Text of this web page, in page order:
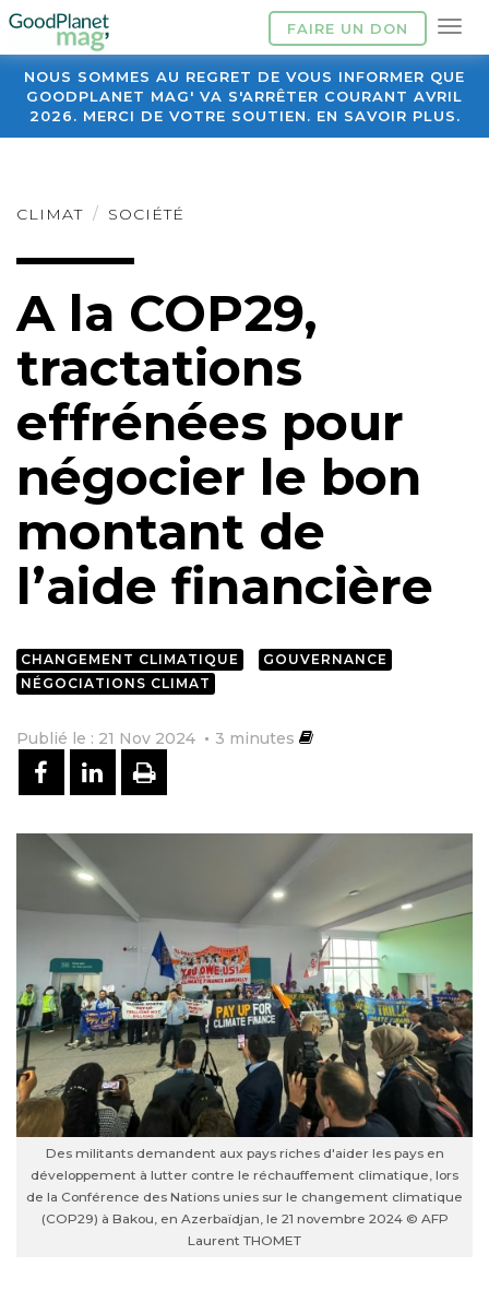
FAIRE UN DON
NOUS SOMMES AU REGRET DE VOUS INFORMER QUE
GOODPLANET MAG' VA S'ARRÊTER COURANT AVRIL
2026. MERCI DE VOTRE SOUTIEN. EN SAVOIR PLUS.
CLIMAT SOCIÉTÉ
A la COP29,
tractations
effrénées pour
négocier le bon
montant de
l’aide financière
CHANGEMENT CLIMATIQUE
GOUVERNANCE
NÉGOCIATIONS CLIMAT
Publié le : 21 Nov 2024 3 minutes
PARTAGER SUR FACEBOOK
PARTAGER SUR LINKEDIN
IMPRIMER
Des militants demandent aux pays riches d'aider les pays en
développement à lutter contre le réchauffement climatique, lors
de la Conférence des Nations unies sur le changement climatique
(COP29) à Bakou, en Azerbaïdjan, le 21 novembre 2024 © AFP
Laurent THOMET